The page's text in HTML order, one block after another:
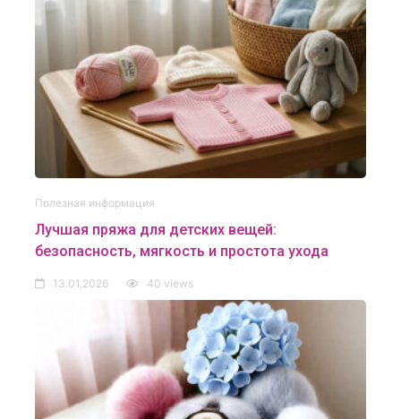
Полезная информация
Лучшая пряжа для детских вещей:
безопасность, мягкость и простота ухода
13.01.2026 40 views